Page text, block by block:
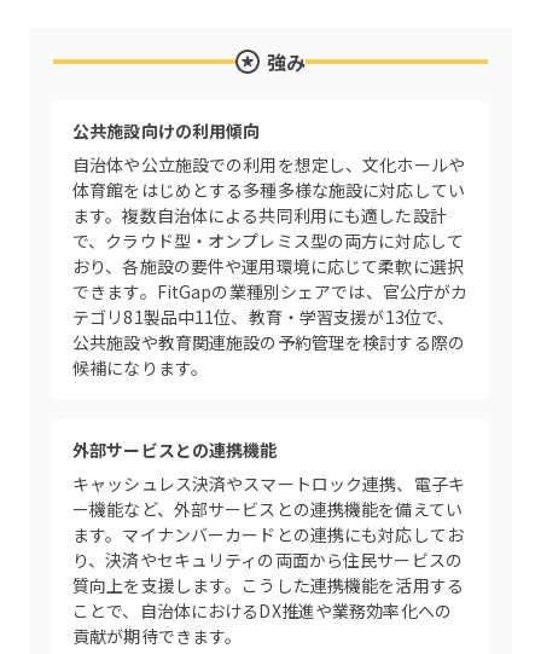
強み
公共施設向けの利用傾向
自治体や公立施設での利用を想定し、文化ホールや
体育館をはじめとする多種多様な施設に対応してい
ます。複数自治体による共同利用にも適した設計
で、クラウド型・オンプレミス型の両方に対応して
おり、各施設の要件や運用環境に応じて柔軟に選択
できます。FitGapの業種別シェアでは、官公庁がカ
テゴリ81製品中11位、教育・学習支援が13位で、
公共施設や教育関連施設の予約管理を検討する際の
候補になります。
外部サービスとの連携機能
キャッシュレス決済やスマートロック連携、電子キ
ー機能など、外部サービスとの連携機能を備えてい
ます。マイナンバーカードとの連携にも対応してお
り、決済やセキュリティの両面から住民サービスの
質向上を支援します。こうした連携機能を活用する
ことで、自治体におけるDX推進や業務効率化への
貢献が期待できます。